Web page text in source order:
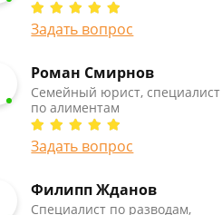
Задать вопрос
Роман Смирнов
Семейный юрист, специалист
по алиментам
Задать вопрос
Филипп Жданов
Специалист по разводам,